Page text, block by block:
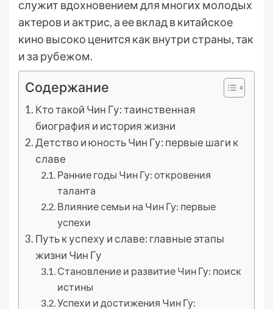
служит вдохновением для многих молодых
актеров и актрис, а ее вклад в китайское
кино высоко ценится как внутри страны, так
и за рубежом.
Содержание
Кто такой Чин Гу: таинственная
биография и история жизни
Детство и юность Чин Гу: первые шаги к
славе
Ранние годы Чин Гу: откровения
таланта
Влияние семьи на Чин Гу: первые
успехи
Путь к успеху и славе: главные этапы
жизни Чин Гу
Становление и развитие Чин Гу: поиск
истины
Успехи и достижения Чин Гу: